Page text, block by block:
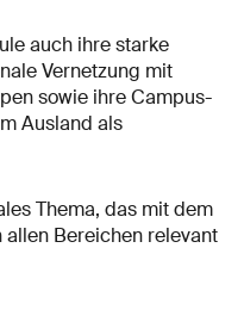
auch ihre starke
Vernetzung mit
sowie ihre Campus-
Ausland als
Thema, das mit dem
allen Bereichen relevant